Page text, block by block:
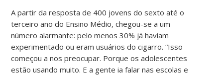
A partir da resposta de 400 jovens do sexto até o
terceiro ano do Ensino Médio, chegou-se a um
número alarmante: pelo menos 30% já haviam
experimentado ou eram usuários do cigarro. “Isso
começou a nos preocupar. Porque os adolescentes
estão usando muito. E a gente ia falar nas escolas e